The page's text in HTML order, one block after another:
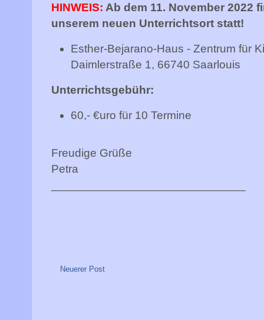
HINWEIS: Ab dem 11. November 2022
unserem neuen Unterrichtsort statt!
Esther-Bejarano-Haus - Zentrum für
Daimlerstraße 1, 66740 Saarlouis
Unterrichtsgebühr:
60,- €uro für 10 Termine
Freudige Grüße
Petra
Neuerer Post